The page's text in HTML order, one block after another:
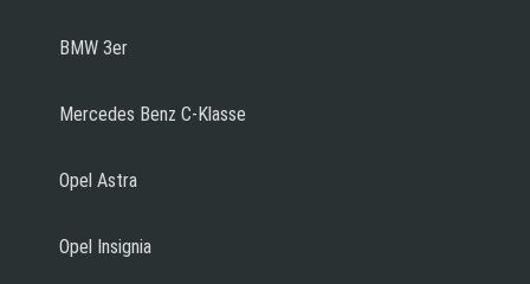
BMW 3er
Mercedes Benz C-Klasse
Opel Astra
Opel Insignia